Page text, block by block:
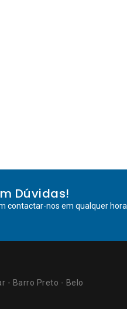
Dúvidas!
contactar-nos em qualquer hora.
- Barro Preto - Belo